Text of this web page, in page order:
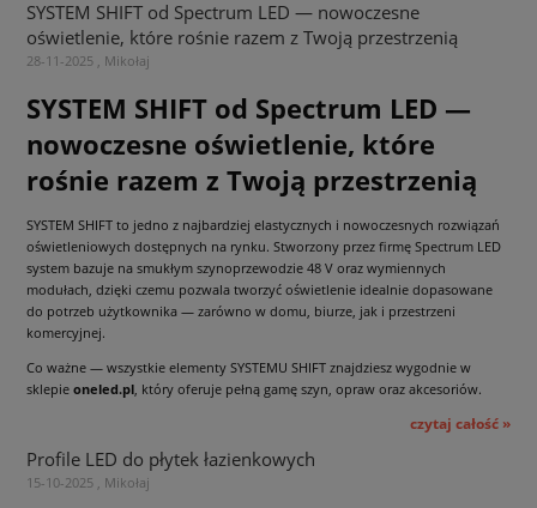
SYSTEM SHIFT od Spectrum LED — nowoczesne
oświetlenie, które rośnie razem z Twoją przestrzenią
28-11-2025 , Mikołaj
SYSTEM SHIFT od Spectrum LED —
nowoczesne oświetlenie, które
rośnie razem z Twoją przestrzenią
SYSTEM SHIFT to jedno z najbardziej elastycznych i nowoczesnych rozwiązań
oświetleniowych dostępnych na rynku. Stworzony przez firmę Spectrum LED
system bazuje na smukłym szynoprzewodzie 48 V oraz wymiennych
modułach, dzięki czemu pozwala tworzyć oświetlenie idealnie dopasowane
do potrzeb użytkownika — zarówno w domu, biurze, jak i przestrzeni
komercyjnej.
Co ważne — wszystkie elementy SYSTEMU SHIFT znajdziesz wygodnie w
sklepie oneled.pl, który oferuje pełną gamę szyn, opraw oraz akcesoriów.
czytaj całość »
Profile LED do płytek łazienkowych
15-10-2025 , Mikołaj